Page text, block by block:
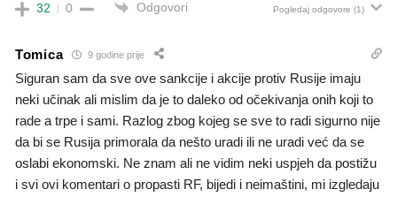
32 0 Odgovori Pogledaj odgovore (1)
Tomica 9 godine prije
Siguran sam da sve ove sankcije i akcije protiv Rusije imaju
neki učinak ali mislim da je to daleko od očekivanja onih koji to
rade a trpe i sami. Razlog zbog kojeg se sve to radi sigurno nije
da bi se Rusija primorala da nešto uradi ili ne uradi već da se
oslabi ekonomski. Ne znam ali ne vidim neki uspjeh da postižu
i svi ovi komentari o propasti RF, bijedi i neimaštini, mi izgledaju